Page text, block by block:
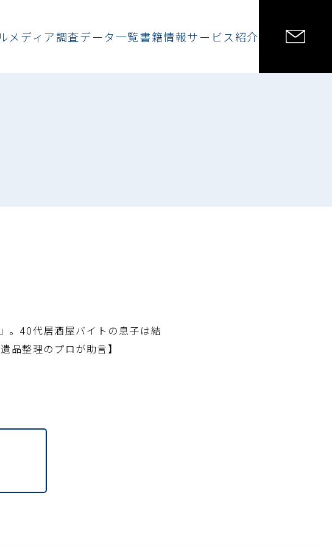
メディア調査データ一覧書籍情報サービス紹介
。40代居酒屋バイトの息子は結
整理のプロが助言】